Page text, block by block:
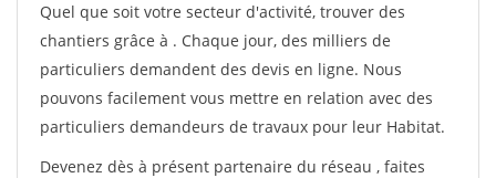
Quel que soit votre secteur d'activité, trouver des
chantiers grâce à . Chaque jour, des milliers de
particuliers demandent des devis en ligne. Nous
pouvons facilement vous mettre en relation avec des
particuliers demandeurs de travaux pour leur Habitat.
Devenez dès à présent partenaire du réseau , faites